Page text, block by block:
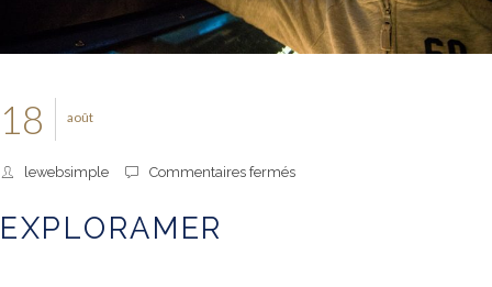
août
18
lewebsimple Commentaires ferméssur
EXPLORAMER